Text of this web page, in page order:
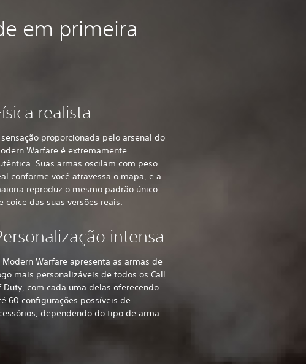
em primeira
realista
proporcionada pelo arsenal do
Warfare é extremamente
Suas armas oscilam com peso
conforme você atravessa o mapa, e a
reproduz o mesmo padrão único
coice das suas versões reais.
intensa
Modern Warfare apresenta as armas de
mais personalizáveis de todos os Call
Duty, com cada uma delas oferecendo
60 configurações possíveis de
dependendo do tipo de arma.